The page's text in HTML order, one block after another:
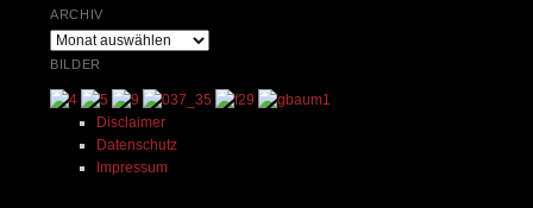
ARCHIV
Archiv
BILDER
Disclaimer
Datenschutz
Impressum